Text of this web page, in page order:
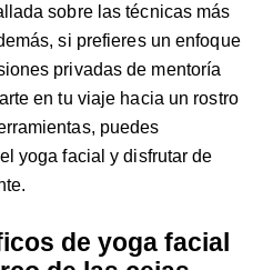
sobre las técnicas más
si prefieres un enfoque
privadas de mentoría
en tu viaje hacia un rostro
puedes
yoga facial y disfrutar de
de yoga facial